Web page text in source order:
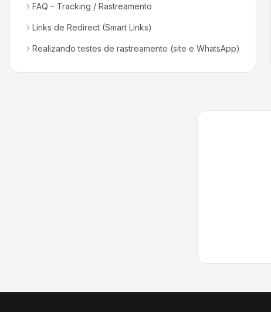
FAQ – Tracking / Rastreamento
Links de Redirect (Smart Links)
Realizando testes de rastreamento (site e WhatsApp)